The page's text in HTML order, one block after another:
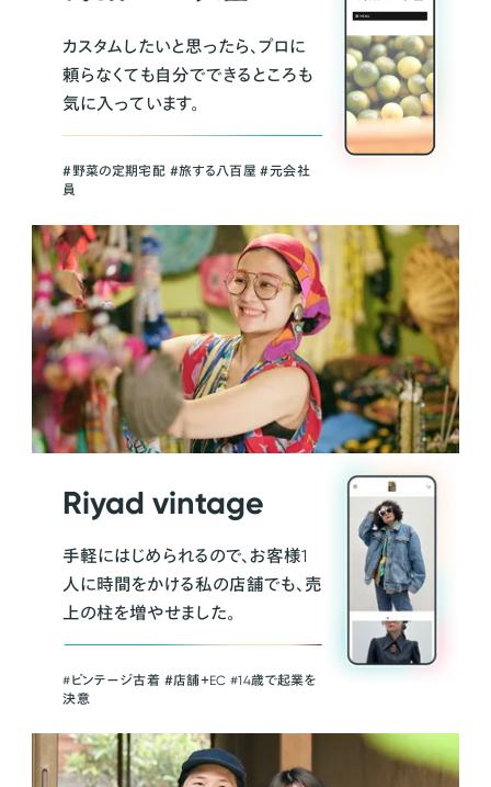
カスタムしたいと思ったら、プロに
頼らなくても自分でできるところも
気に入っています。
＃野菜の定期宅配 ＃旅する八百屋 ＃元会社
員
Riyad vintage
手軽にはじめられるので、お客様1
人に時間をかける私の店舗でも、売
上の柱を増やせました。
#ビンテージ古着 ＃店舗＋EC #14歳で起業を
決意